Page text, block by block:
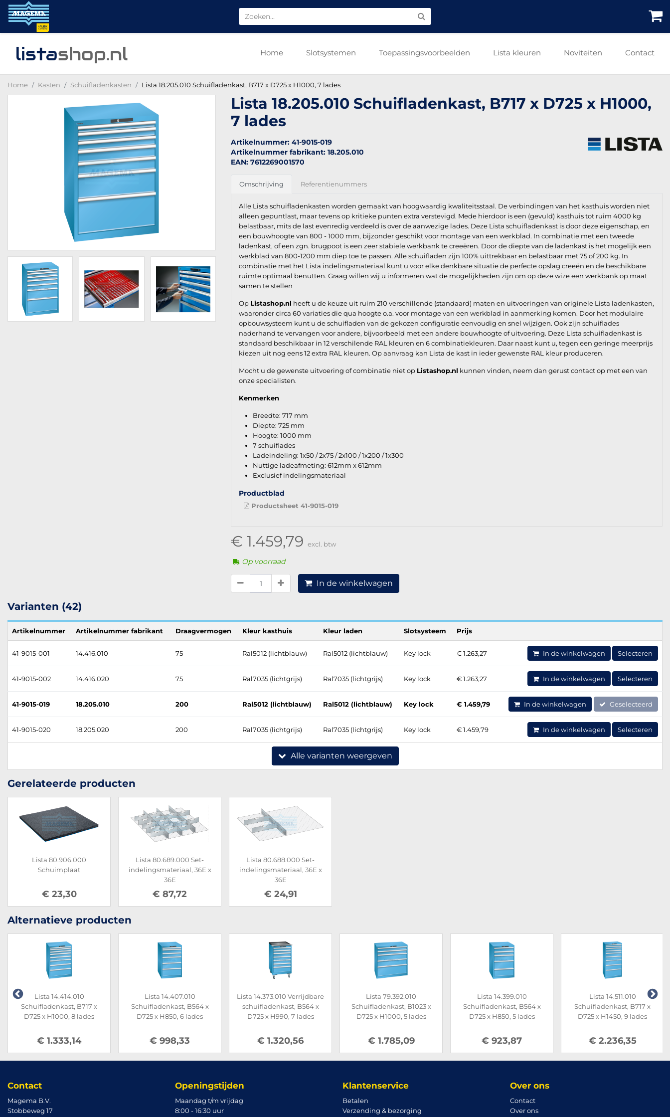
listashop.nl Home Slotsystemen Toepassingsvoorbeelden Lista kleuren Noviteiten Contact
Home Kasten Schuifladenkasten Lista 18.205.010 Schuifladenkast, B717 x D725 x H1000, 7 lades
Lista 18.205.010 Schuifladenkast, B717 x D725 x H1000,
7 lades
Artikelnummer: 41-9015-019
Artikelnummer fabrikant: 18.205.010
EAN: 7612269001570
Omschrijving Referentienummers
Alle Lista schuifladenkasten worden gemaakt van hoogwaardig kwaliteitsstaal. De verbindingen van het kasthuis worden niet
alleen gepuntlast, maar tevens op kritieke punten extra verstevigd. Mede hierdoor is een (gevuld) kasthuis tot ruim 4000 kg
belastbaar, mits de last evenredig verdeeld is over de aanwezige lades. Deze Lista schuifladenkast is door deze eigenschap, en
een bouwhoogte van 800 - 1000 mm, bijzonder geschikt voor montage van een werkblad. In combinatie met een tweede
ladenkast, of een zgn. brugpoot is een zeer stabiele werkbank te creeëren. Door de diepte van de ladenkast is het mogelijk een
werkblad van 800-1200 mm diep toe te passen. Alle schuifladen zijn 100% uittrekbaar en belastbaar met 75 of 200 kg. In
combinatie met het Lista indelingsmateriaal kunt u voor elke denkbare situatie de perfecte opslag creeën en de beschikbare
ruimte optimaal benutten. Graag willen wij u informeren wat de mogelijkheden zijn om op deze wize een werkbank op maat
samen te stellen
Op Listashop.nl heeft u de keuze uit ruim 210 verschillende (standaard) maten en uitvoeringen van originele Lista ladenkasten,
waaronder circa 60 variaties die qua hoogte o.a. voor montage van een werkblad in aanmerking komen. Door het modulaire
opbouwsysteem kunt u de schuifladen van de gekozen configuratie eenvoudig en snel wijzigen. Ook zijn schuiflades
naderhand te vervangen voor andere, bijvoorbeeld met een andere bouwhoogte of uitvoering. Deze Lista schuifladenkast is
standaard beschikbaar in 12 verschilende RAL kleuren en 6 combinatiekleuren. Daar naast kunt u, tegen een geringe meerprijs
kiezen uit nog eens 12 extra RAL kleuren. Op aanvraag kan Lista de kast in ieder gewenste RAL kleur produceren.
Mocht u de gewenste uitvoering of combinatie niet op Listashop.nl kunnen vinden, neem dan gerust contact op met een van
onze specialisten.
Kenmerken
Breedte: 717 mm
Diepte: 725 mm
Hoogte: 1000 mm
7 schuiflades
Ladeindeling: 1x50 / 2x75 / 2x100 / 1x200 / 1x300
Nuttige ladeafmeting: 612mm x 612mm
Exclusief indelingsmateriaal
Productblad
Productsheet 41-9015-019
€ 1.459,79 excl. btw
Op voorraad
In de winkelwagen
Varianten (42)
Artikelnummer Artikelnummer fabrikant Draagvermogen Kleur kasthuis Kleur laden Slotsysteem Prijs
41-9015-001 14.416.010 75 Ral5012 (lichtblauw) Ral5012 (lichtblauw) Key lock € 1.263,27 In de winkelwagen Selecteren
41-9015-002 14.416.020 75 Ral7035 (lichtgrijs) Ral7035 (lichtgrijs) Key lock € 1.263,27 In de winkelwagen Selecteren
41-9015-019 18.205.010 200 Ral5012 (lichtblauw) Ral5012 (lichtblauw) Key lock € 1.459,79 In de winkelwagen Geselecteerd
41-9015-020 18.205.020 200 Ral7035 (lichtgrijs) Ral7035 (lichtgrijs) Key lock € 1.459,79 In de winkelwagen Selecteren
Alle varianten weergeven
Gerelateerde producten
Lista 80.906.000
Schuimplaat
€ 23,30
Lista 80.689.000 Set-
indelingsmateriaal, 36E x
36E
€ 87,72
Lista 80.688.000 Set-
indelingsmateriaal, 36E x
36E
€ 24,91
Alternatieve producten
Lista 14.414.010
Schuifladenkast, B717 x
D725 x H1000, 8 lades
€ 1.333,14
Lista 14.407.010
Schuifladenkast, B564 x
D725 x H850, 6 lades
€ 998,33
Lista 14.373.010 Verrijdbare
schuifladenkast, B564 x
D725 x H990, 7 lades
€ 1.320,56
Lista 79.392.010
Schuifladenkast, B1023 x
D725 x H1000, 5 lades
€ 1.785,09
Lista 14.399.010
Schuifladenkast, B564 x
D725 x H850, 5 lades
€ 923,87
Lista 14.511.010
Schuifladenkast, B717 x
D725 x H1450, 9 lades
€ 2.236,35
Contact
Magema B.V.
Stobbeweg 17
Openingstijden
Maandag t/m vrijdag
8:00 - 16:30 uur
Klantenservice
Betalen
Verzending & bezorging
Over ons
Contact
Over ons